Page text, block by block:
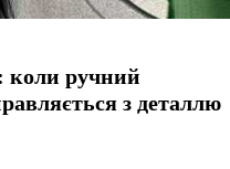
коли ручний
з деталлю